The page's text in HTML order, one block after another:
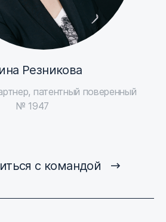
Резникова
патентный поверенный
№ 1947
с командой